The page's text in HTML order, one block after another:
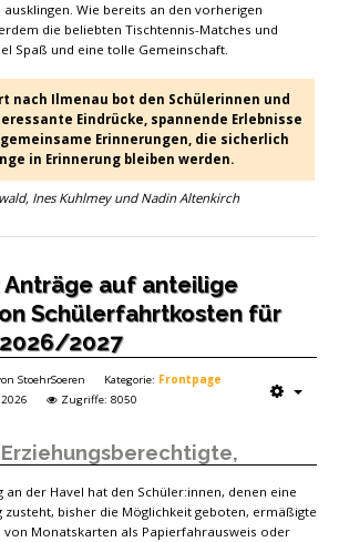
ausklingen. Wie bereits an den vorherigen
die beliebten Tischtennis-Matches und
Spaß und eine tolle Gemeinschaft.
nach Ilmenau bot den Schülerinnen und
Eindrücke, spannende Erlebnisse
Erinnerungen, die sicherlich
in Erinnerung bleiben werden.
Ines Kuhlmey und Nadin Altenkirch
auf anteilige
Schülerfahrtkosten für
2026/2027
StoehrSoeren Kategorie: Frontpage
Zugriffe: 8050
an der Havel hat den Schüler:innen, denen eine
bisher die Möglichkeit geboten, ermäßigte
von Monatskarten als Papierfahrausweis oder